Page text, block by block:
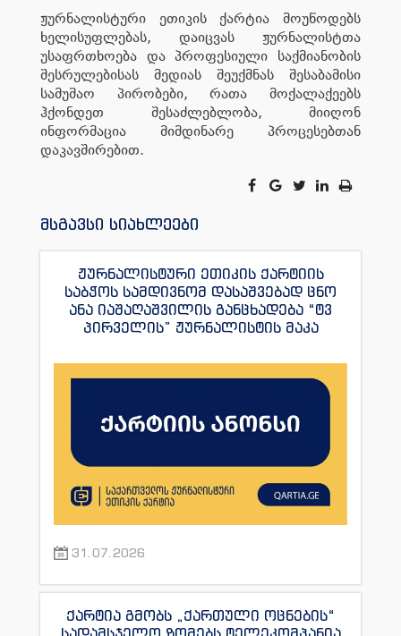
ჟურნალისტური ეთიკის ქარტია მოუწოდებს
ხელისუფლებას, დაიცვას ჟურნალისტთა
უსაფრთხოება და პროფესიული საქმიანობის
შესრულებისას მედიას შეუქმნას შესაბამისი
სამუშაო პირობები, რათა მოქალაქეებს
ჰქონდეთ შესაძლებლობა, მიიღონ
ინფორმაცია მიმდინარე პროცესებთან
დაკავშირებით.
მსგავსი სიახლეები
ჟურნალისტური ეთიკის ქარტიის
საბჭოს სამდივნომ დასაშვებად ცნო
ანა იაშაღაშვილის განცხადება “ტვ
პირველის” ჟურნალისტის მაკა
31.07.2026
ქარტია გმობს „ქართული ოცნების“